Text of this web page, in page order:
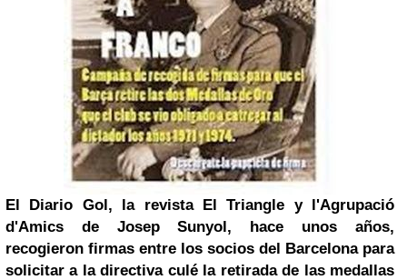
El Diario Gol, la revista El Triangle y l'Agrupació
d'Amics de Josep Sunyol, hace unos años,
recogieron firmas entre los socios del Barcelona para
solicitar a la directiva culé la retirada de las medallas